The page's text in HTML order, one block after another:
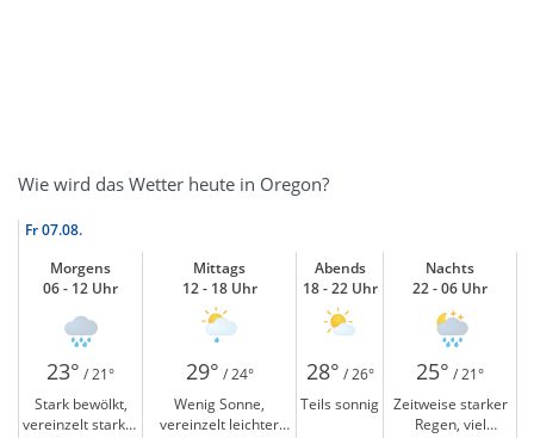
Wie wird das Wetter heute in Oregon?
Fr07.08.
Morgens
06 - 12 Uhr
Mittags
12 - 18 Uhr
Abends
18 - 22 Uhr
Nachts
22 - 06 Uhr
23° / 21° 29° / 24° 28° / 26° 25° / 21°
Stark bewölkt,
vereinzelt starker
Wenig Sonne,
vereinzelt leichter
Teils sonnig
Zeitweise starker
Regen, viel